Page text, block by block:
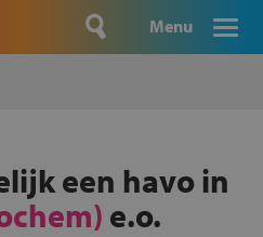
Menu
een havo in
e.o.